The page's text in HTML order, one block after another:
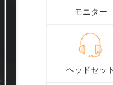
モニター
ヘッドセット